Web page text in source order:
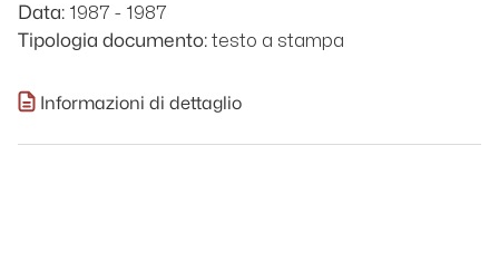
Data: 1987 - 1987
Tipologia documento: testo a stampa
Informazioni di dettaglio